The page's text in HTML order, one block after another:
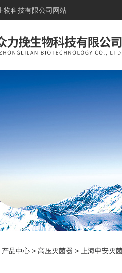
物科技有限公司网站
产品中心 > 高压灭菌器 > 上海申安灭